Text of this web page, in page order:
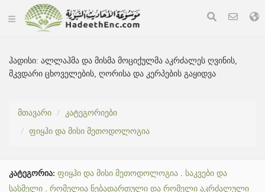
ჰადისი:ალლაჰმა და მისმა მოციქულმა აკრძალეს ღვინის,
მკვდარი ცხოველების, ღორისა და კერპების გაყიდვა
მთავარი
კატეგორიები
ფიყჰი და მისი მეთოდოლოგია
კატეგორია: ფიყჰი და მისი მეთოდოლოგია . საკვები და
სასმელი . რომელია ნებადართული და რომელი აკრძალული